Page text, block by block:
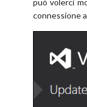
connessione